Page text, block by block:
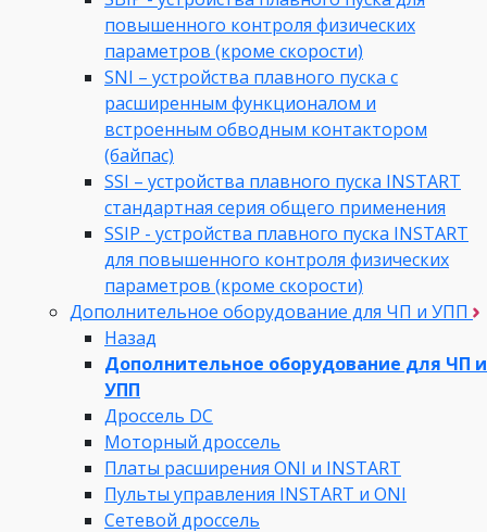
повышенного контроля физических
параметров (кроме скорости)
SNI – устройства плавного пуска с
расширенным функционалом и
встроенным обводным контактором
(байпас)
SSI – устройства плавного пуска INSTART
стандартная серия общего применения
SSIP - устройства плавного пуска INSTART
для повышенного контроля физических
параметров (кроме скорости)
Дополнительное оборудование для ЧП и УПП
Назад
Дополнительное оборудование для ЧП и
УПП
Дроссель DC
Моторный дроссель
Платы расширения ONI и INSTART
Пульты управления INSTART и ONI
Сетевой дроссель